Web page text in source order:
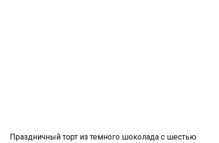
Праздничный торт из темного шоколада с шестью